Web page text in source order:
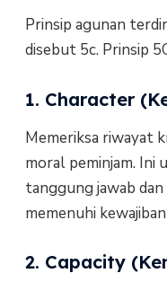
Prinsip agunan
disebut 5c. Prinsip
1. Character
Memeriksa riwayat
moral peminjam.
tanggung jawab
memenuhi
2. Capacity